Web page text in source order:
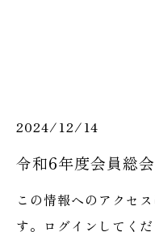
2024/12/14
令和6年度会員総
この情報へのアクセ
す。ログインしてく